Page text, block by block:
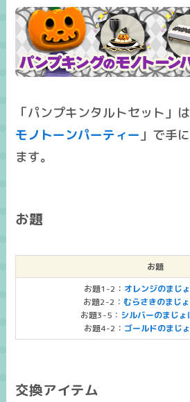
「パンプキンタルトセット」
モノトーンパーティー 」で手
ます。
お題
お題
お題1-2： オレンジのまじ
お題2-2： むらさきのまじ
お題3-5： シルバーのまじょ
お題4-2： ゴールドのまじ
交換アイテム